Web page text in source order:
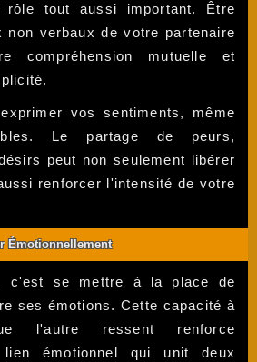
rôle tout aussi important. Être
non verbaux de votre partenaire
compréhension mutuelle et
vos sentiments, même
Le partage de peurs,
peut non seulement libérer
renforcer l'intensité de votre
Émotionnellement
c'est se mettre à la place de
ses émotions. Cette capacité à
l'autre ressent renforce
lien émotionnel qui unit deux